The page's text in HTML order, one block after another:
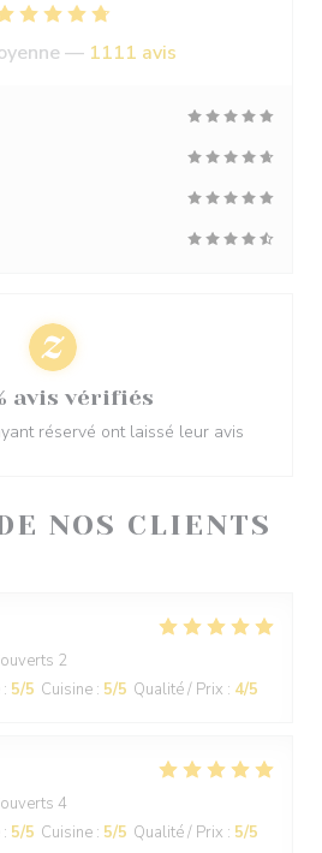
NOS CLIENTS
2
: 5/5 Cuisine : 5/5 Qualité / Prix : 4/5
4
: 5/5 Cuisine : 5/5 Qualité / Prix : 5/5
— 1111 avis
avis vérifiés
réservé ont laissé leur avis